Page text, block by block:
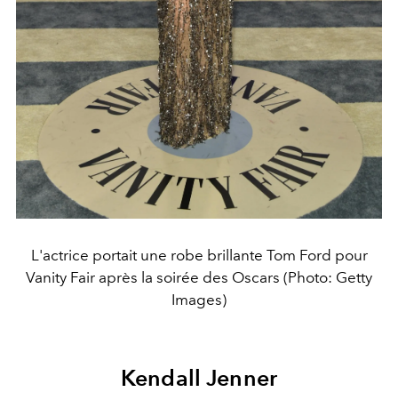
L'actrice portait une robe brillante Tom Ford pour
Vanity Fair après la soirée des Oscars (Photo: Getty
Images)
Kendall Jenner